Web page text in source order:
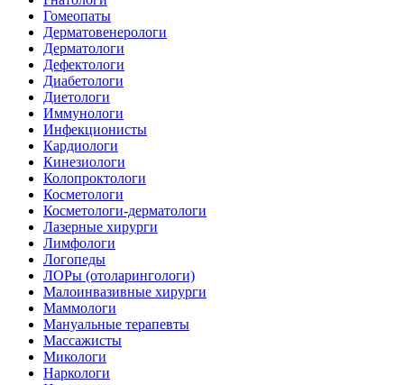
Гомеопаты
Дерматовенерологи
Дерматологи
Дефектологи
Диабетологи
Диетологи
Иммунологи
Инфекционисты
Кардиологи
Кинезиологи
Колопроктологи
Косметологи
Косметологи-дерматологи
Лазерные хирурги
Лимфологи
Логопеды
ЛОРы (отоларингологи)
Малоинвазивные хирурги
Маммологи
Мануальные терапевты
Массажисты
Микологи
Наркологи